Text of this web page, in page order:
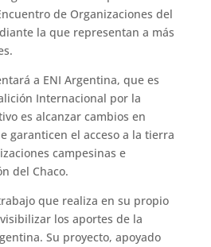
de Organizaciones del
la que representan a más
a ENI Argentina, que es
Internacional por la
es alcanzar cambios en
garanticen el acceso a la tierra
campesinas e
del Chaco.
que realiza en su propio
los aportes de la
Su proyecto, apoyado